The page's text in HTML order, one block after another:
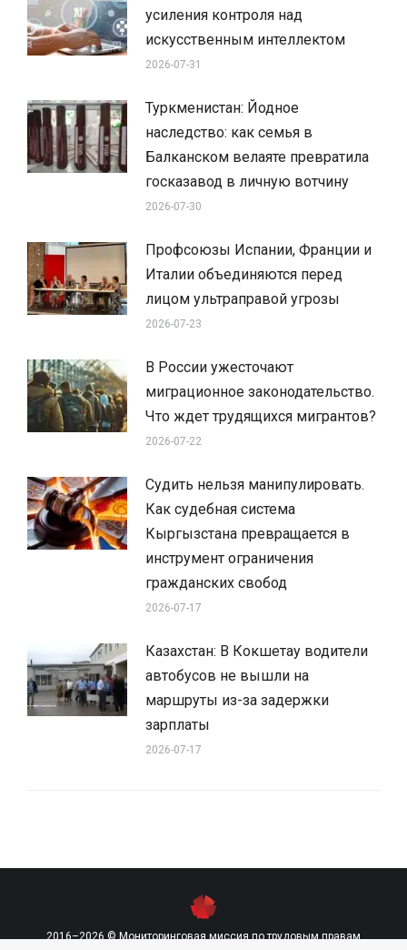
усиления контроля над
искусственным интеллектом
2026-07-31
Туркменистан: Йодное
наследство: как семья в
Балканском велаяте превратила
госказавод в личную вотчину
2026-07-30
Профсоюзы Испании, Франции и
Италии объединяются перед
лицом ультраправой угрозы
2026-07-23
В России ужесточают
миграционное законодательство.
Что ждет трудящихся мигрантов?
2026-07-22
Судить нельзя манипулировать.
Как судебная система
Кыргызстана превращается в
инструмент ограничения
гражданских свобод
2026-07-17
Казахстан: В Кокшетау водители
автобусов не вышли на
маршруты из-за задержки
зарплаты
2026-07-17
2016–2026 © Мониторинговая миссия по трудовым правам